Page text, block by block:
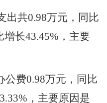
出共0.98万元，同比
长43.45%，主要
公费0.98万元，同比
%，主要原因是